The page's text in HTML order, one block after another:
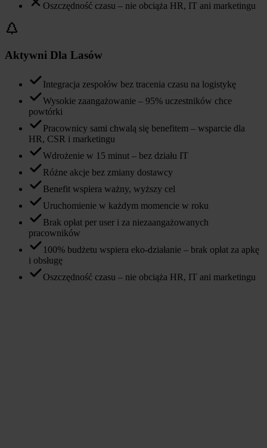
Oszczędność czasu – nie obciąża HR, IT ani marketingu
Aktywni Dla Lasów
Integracja zespołów bez tracenia czasu na logistykę
Wysokie zaangażowanie – 95% uczestników chce
powtórki
Pracownicy sami chwalą się benefitem – wsparcie dla
HR, CSR i marketingu
Wdrożenie w 15 minut – bez działu IT
Różne akcje bez zmiany dostawcy
Benefit wspiera ważny, wyższy cel
Uruchomienie w każdym momencie w roku
Brak opłat per user i za niezaangażowanych
pracowników
100% budżetu wspiera eko-działanie – brak opłat za apkę
i obsługę
Oszczędność czasu – nie obciąża HR, IT ani marketingu